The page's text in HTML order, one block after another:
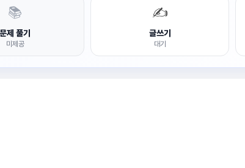
📚
문제 풀기
미제공
✍️
글쓰기
대기